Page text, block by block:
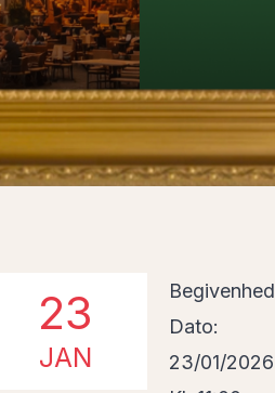
23
JAN
Begivenhed
Dato:
23/01/2026